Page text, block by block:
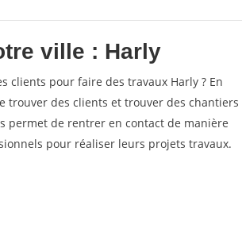
ville : Harly
clients pour faire des travaux Harly ? En
des clients et trouver des chantiers
permet de rentrer en contact de manière
pour réaliser leurs projets travaux.